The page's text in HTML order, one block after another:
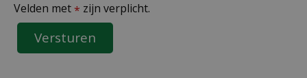
Velden met * zijn verplicht.